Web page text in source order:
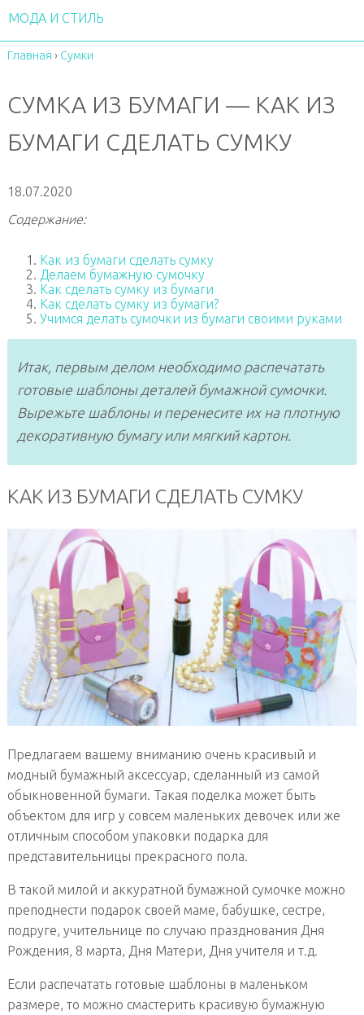
МОДА И СТИЛЬ
Главная › Сумки
СУМКА ИЗ БУМАГИ — КАК ИЗ
БУМАГИ СДЕЛАТЬ СУМКУ
18.07.2020
Содержание:
Как из бумаги сделать сумку
Делаем бумажную сумочку
Как сделать сумку из бумаги
Как сделать сумку из бумаги?
Учимся делать сумочки из бумаги своими руками
Итак, первым делом необходимо распечатать
готовые шаблоны деталей бумажной сумочки.
Вырежьте шаблоны и перенесите их на плотную
декоративную бумагу или мягкий картон.
КАК ИЗ БУМАГИ СДЕЛАТЬ СУМКУ
Предлагаем вашему вниманию очень красивый и
модный бумажный аксессуар, сделанный из самой
обыкновенной бумаги. Такая поделка может быть
объектом для игр у совсем маленьких девочек или же
отличным способом упаковки подарка для
представительницы прекрасного пола.
В такой милой и аккуратной бумажной сумочке можно
преподнести подарок своей маме, бабушке, сестре,
подруге, учительнице по случаю празднования Дня
Рождения, 8 марта, Дня Матери, Дня учителя и т.д.
Если распечатать готовые шаблоны в маленьком
размере, то можно смастерить красивую бумажную